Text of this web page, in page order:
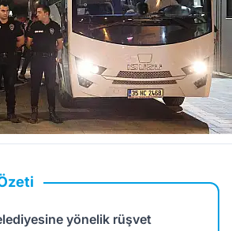
yönelik rüşvet